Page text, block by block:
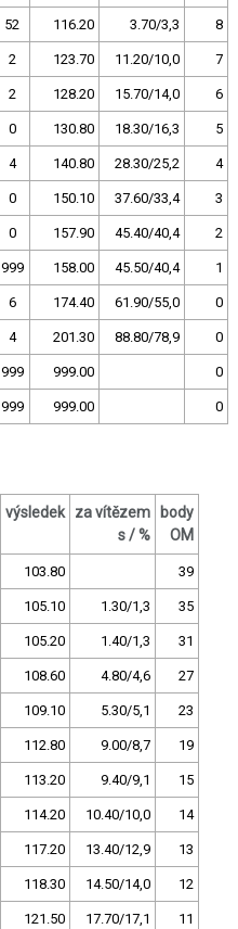
52 116.20 3.70/3,3 8
2 123.70 11.20/10,0 7
2 128.20 15.70/14,0 6
0 130.80 18.30/16,3 5
4 140.80 28.30/25,2 4
0 150.10 37.60/33,4 3
0 157.90 45.40/40,4 2
999 158.00 45.50/40,4 1
6 174.40 61.90/55,0 0
4 201.30 88.80/78,9 0
999 999.00 0
999 999.00 0
výsledek
za vítězem
s / %
body
OM
103.80 39
105.10 1.30/1,3 35
105.20 1.40/1,3 31
108.60 4.80/4,6 27
109.10 5.30/5,1 23
112.80 9.00/8,7 19
113.20 9.40/9,1 15
114.20 10.40/10,0 14
117.20 13.40/12,9 13
118.30 14.50/14,0 12
121.50 17.70/17,1 11